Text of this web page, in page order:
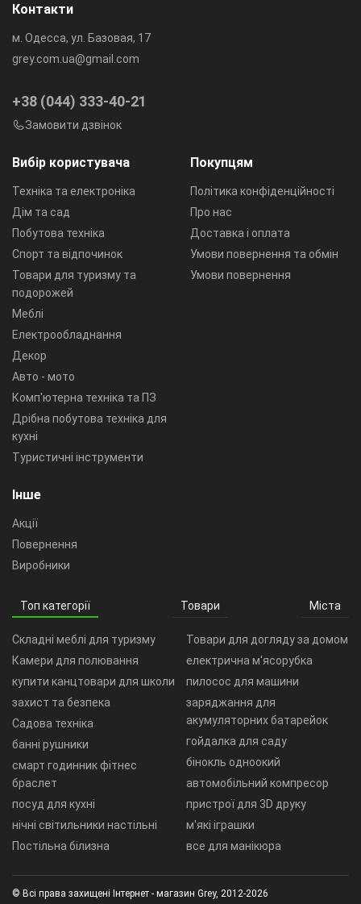
Вибір користувача
Техніка та електроніка
Дім та сад
Побутова техніка
Спорт та відпочинок
Товари для туризму та
подорожей
Меблі
Електрообладнання
Декор
Авто - мото
Комп'ютерна техніка та ПЗ
Дрібна побутова техніка для
кухні
Туристичні інструменти
Покупцям
Політика конфіденційності
Про нас
Доставка і оплата
Умови повернення та обмін
Умови повернення
Інше
Акції
Повернення
Виробники
Контакти
м. Одесса, ул. Базовая, 17
grey.com.ua@gmail.com
+38 (044) 333-40-21
Замовити дзвінок
Топ категорії Товари Міста
Складні меблі для туризму
Камери для полювання
купити канцтовари для школи
захист та безпека
Садова техніка
банні рушники
смарт годинник фітнес
браслет
посуд для кухні
нічні світильники настільні
Постільна білизна
Товари для догляду за домом
електрична м'ясорубка
пилосос для машини
заряджання для
акумуляторних батарейок
гойдалка для саду
бінокль одноокий
автомобільний компресор
пристрої для 3D друку
м'які іграшки
все для манікюра
© Всі права захищені Інтернет - магазин Grey, 2012-2026